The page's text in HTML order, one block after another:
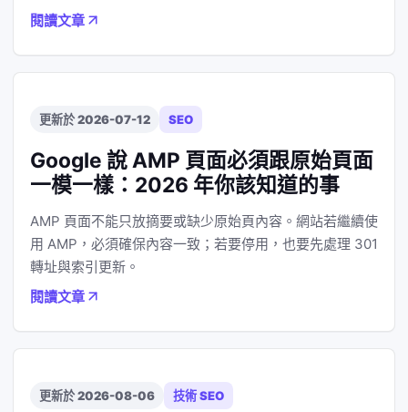
閱讀文章
更新於 2026-07-12 SEO
Google 說 AMP 頁面必須跟原始頁面
一模一樣：2026 年你該知道的事
AMP 頁面不能只放摘要或缺少原始頁內容。網站若繼續使
用 AMP，必須確保內容一致；若要停用，也要先處理 301
轉址與索引更新。
閱讀文章
更新於 2026-08-06 技術 SEO